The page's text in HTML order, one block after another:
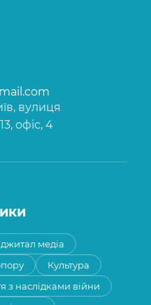
вулиця
офіс, 4
медіа
Культура
з наслідками війни